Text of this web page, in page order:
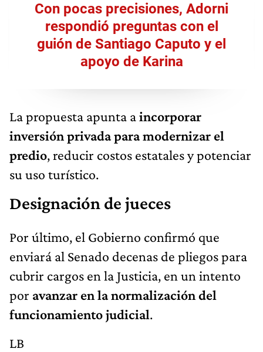
Con pocas precisiones, Adorni
respondió preguntas con el
guión de Santiago Caputo y el
apoyo de Karina
La propuesta apunta aincorporar
inversión privada para modernizar el
predio, reducir costos estatales y potenciar
su uso turístico.
Designación de jueces
Por último, el Gobierno confirmó que
enviará al Senado decenas de pliegos para
cubrir cargos en la Justicia, en un intento
por avanzar en la normalización del
funcionamiento judicial.
LB